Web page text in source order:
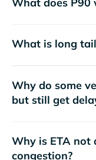
What is long
Why do some
but still get
Why is ETA
congestion?